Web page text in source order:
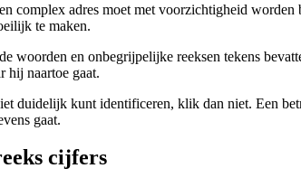
complex adres moet met voorzichtigheid
te maken.
woorden en onbegrijpelijke reeksen tekens
hij naartoe gaat.
duidelijk kunt identificeren, klik dan niet. Een
gaat.
cijfers